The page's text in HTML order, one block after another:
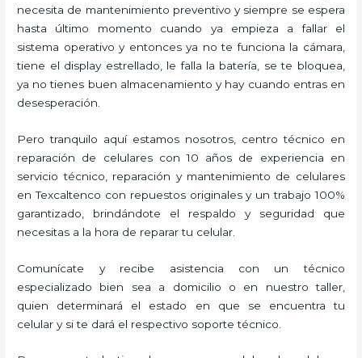
necesita de mantenimiento preventivo y siempre se espera
hasta último momento cuando ya empieza a fallar el
sistema operativo y entonces ya no te funciona la cámara,
tiene el display estrellado, le falla la batería, se te bloquea,
ya no tienes buen almacenamiento y hay cuando entras en
desesperación.
Pero tranquilo aquí estamos nosotros, centro técnico en
reparación de celulares con 10 años de experiencia en
servicio técnico, reparación y mantenimiento de celulares
en Texcaltenco con repuestos originales y un trabajo 100%
garantizado, brindándote el respaldo y seguridad que
necesitas a la hora de reparar tu celular.
Comunícate y recibe asistencia con un técnico
especializado bien sea a domicilio o en nuestro taller,
quien determinará el estado en que se encuentra tu
celular y si te dará el respectivo soporte técnico.